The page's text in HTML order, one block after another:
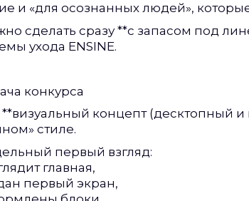
и «для осознанных людей»,
сделать сразу **с запасом под
ухода ENSINE.
конкурса
**визуальный концепт (десктопный
стиле.
первый взгляд:
главная,
первый экран,